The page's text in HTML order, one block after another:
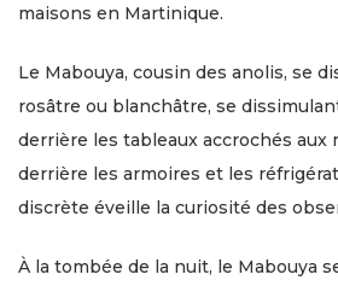
maisons en Martinique.
Le Mabouya, cousin des anolis, se
rosâtre ou blanchâtre, se
derrière les tableaux accrochés aux
derrière les armoires et les
discrète éveille la curiosité des
À la tombée de la nuit, le Mabouya